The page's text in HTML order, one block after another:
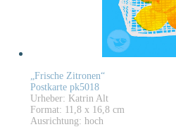
„Frische Zitronen“
Postkarte pk5018
Urheber: Katrin Alt
Format: 11,8 x 16,8 cm
Ausrichtung: hoch